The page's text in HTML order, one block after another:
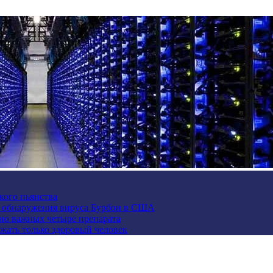
пьянства
обнаружения вируса Бурбон в США
важных четыре препарата
только здоровый человек